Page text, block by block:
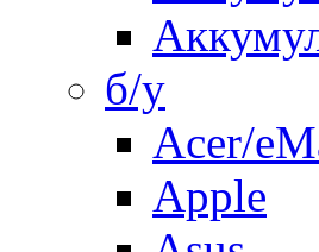
б/у
Acer/
Apple